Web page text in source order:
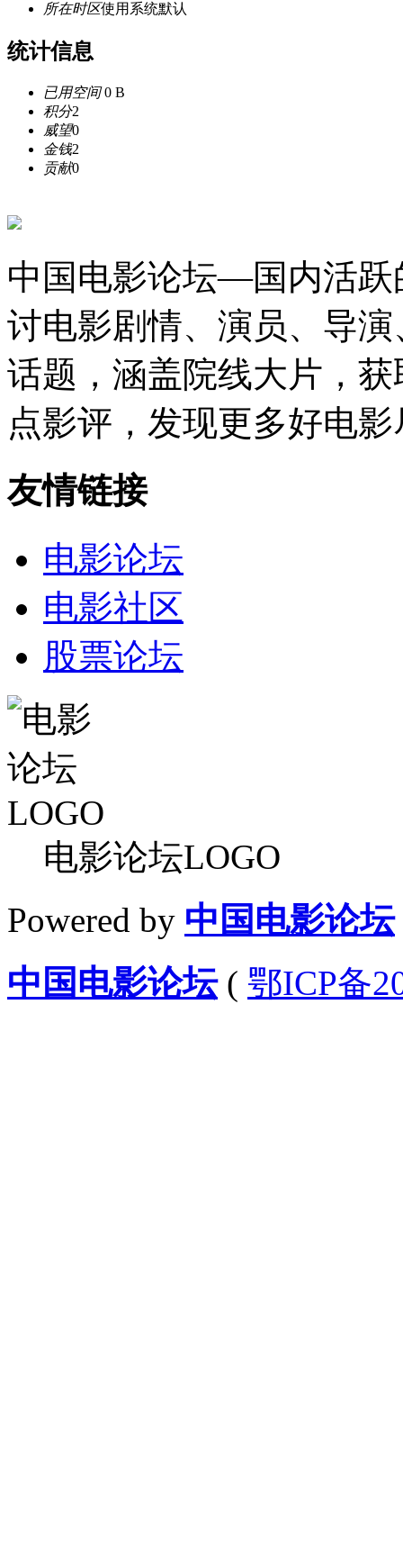
所在时区使用系统默认
统计信息
已用空间0 B
积分2
威望0
金钱2
贡献0
中国电影论坛—国内活跃
讨电影剧情、演员、导
话题，涵盖院线大片，
点影评，发现更多好电
友情链接
电影论坛
电影社区
股票论坛
电影论坛LOGO
Powered by 中国电影论坛
中国电影论坛( 鄂ICP备